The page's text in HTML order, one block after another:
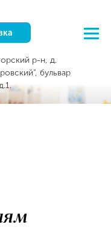
р-н, д.
бульвар